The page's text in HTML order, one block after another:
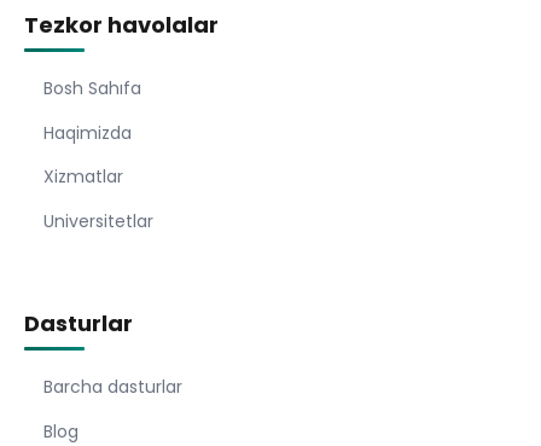
Tezkor havolalar
Bosh Sahıfa
Haqimizda
Xizmatlar
Universitetlar
Dasturlar
Barcha dasturlar
Blog